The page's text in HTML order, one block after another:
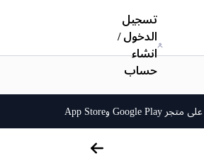
تسجيل
الدخول/
انشاء
حساب